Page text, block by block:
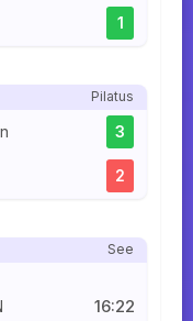
1
Pilatus
3
2
See
16:22